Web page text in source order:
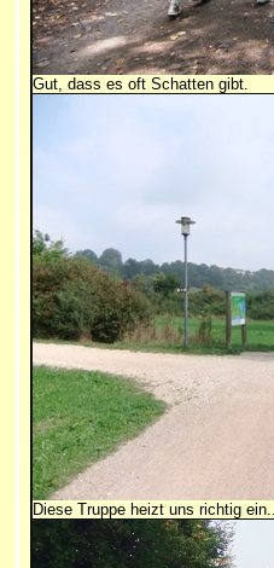
Gut, dass es oft Schatten gibt.
Diese Truppe heizt uns richtig ein...